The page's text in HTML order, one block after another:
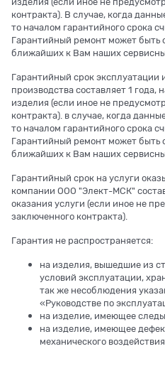
контракта). В случае, когда
то началом гарантийного срока
Гарантийный ремонт может быть
ближайших к Вам наших
Гарантийный срок эксплуатации
производства составляет 1 года,
изделия (если иное не
контракта). в случае, когда
то началом гарантийного срока
Гарантийный ремонт может быть
ближайших к Вам наших
Гарантийный срок на услуги
компании ООО "Элект-МСК"
оказания услуги (если иное не
заключенного контракта).
Гарантия не распространяется:
на изделия, вышедшие из
условий эксплуатации,
так же несоблюдения
«Руководстве по
на изделие, имеющее
на изделие, имеющее
механического воздействия.